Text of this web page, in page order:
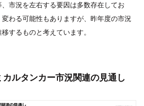
市況を左右する要因は多数存在してお
わる可能性もありますが、昨年度の市況
するものと考えています。
ルタンカー市況関連の見通し